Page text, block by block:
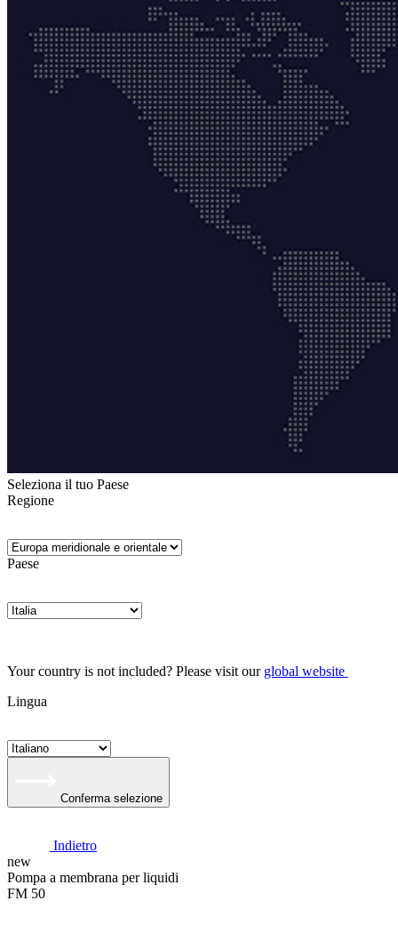
Seleziona il tuo Paese
Regione
Paese
Your country is not included? Please visit our global website
Lingua
Conferma selezione
Indietro
new
Pompa a membrana per liquidi
FM 50